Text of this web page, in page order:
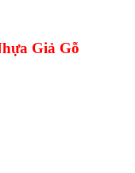
Giả Gỗ